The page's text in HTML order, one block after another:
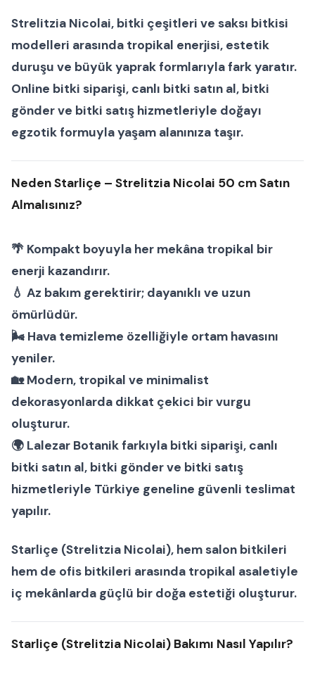
Strelitzia Nicolai, bitki çeşitleri ve saksı bitkisi
modelleri arasında tropikal enerjisi, estetik
duruşu ve büyük yaprak formlarıyla fark yaratır.
Online bitki siparişi, canlı bitki satın al, bitki
gönderve bitki satış hizmetleriyle doğayı
egzotik formuyla yaşam alanınıza taşır.
Neden Starliçe – Strelitzia Nicolai 50 cm Satın
Almalısınız?
🌴 Kompakt boyuyla her mekâna tropikal bir
enerji kazandırır.
💧 Az bakım gerektirir; dayanıklı ve uzun
ömürlüdür.
🌬 Hava temizleme özelliğiyle ortam havasını
yeniler.
🏡 Modern, tropikal ve minimalist
dekorasyonlarda dikkat çekici bir vurgu
oluşturur.
🌍 Lalezar Botanik farkıyla bitki siparişi, canlı
bitki satın al, bitki gönderve bitki satış
hizmetleriyle Türkiye geneline güvenli teslimat
yapılır.
Starliçe (Strelitzia Nicolai), hemsalon bitkileri
hem de ofis bitkileri arasında tropikal asaletiyle
iç mekânlarda güçlü bir doğa estetiği oluşturur.
Starliçe (Strelitzia Nicolai) Bakımı Nasıl Yapılır?